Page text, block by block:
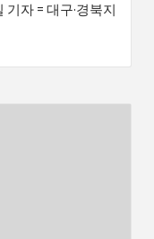
자 = 대구·경북지